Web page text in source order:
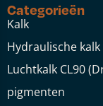
Categorieën
Kalk
Hydraulische kalk
Luchtkalk CL90
pigmenten